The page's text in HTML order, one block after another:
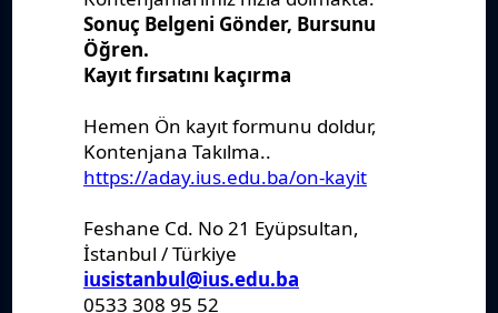
Kararlar
Politikalar
Raporlar
Formlar
Kayıt Kabul
Denklik